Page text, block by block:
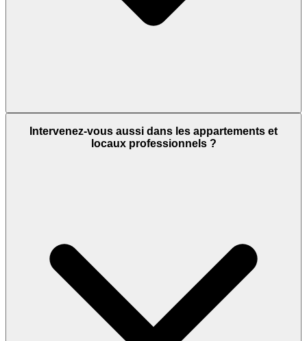
Intervenez-vous aussi dans les appartements et
locaux professionnels ?